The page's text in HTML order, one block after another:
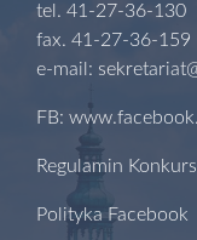
tel. 41-27-36-
fax. 41-27-36-159
e-mail:
FB:
Regulamin
Polityka Facebook